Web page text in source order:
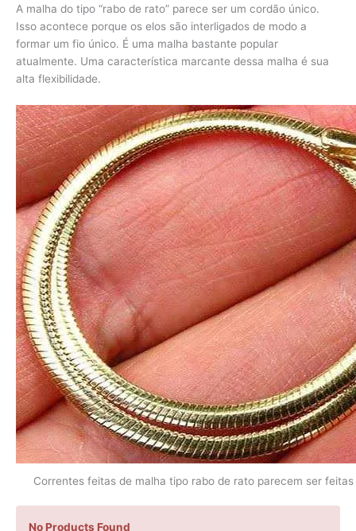
A malha do tipo “rabo de rato” parece ser um cordão único.
Isso acontece porque os elos são interligados de modo a
formar um fio único. É uma malha bastante popular
atualmente. Uma característica marcante dessa malha é sua
alta flexibilidade.
Correntes feitas de malha tipo rabo de rato parecem ser
No Products Found